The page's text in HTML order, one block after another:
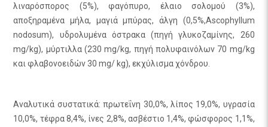
λιναρόσπορος (5%), φαγόπυρο, έλαιο σολομού (3%),
αποξηραμένα μήλα, μαγιά μπύρας, άλγη (0,5%,Ascophyllum
nodosum), υδρολυμένα όστρακα (πηγή γλυκοζαμίνης, 260
mg/kg), μύρτιλλα (230 mg/kg, πηγή πολυφαινόλων 70 mg/kg
και φλαβονοειδών 30 mg/ kg), εκχύλισμα χόνδρου.
Αναλυτικά συστατικά: πρωτεΐνη 30,0%, λίπος 19,0%, υγρασία
10,0%, τέφρα 8,4%, ίνες 2,8%, ασβέστιο 1,4%, φώσφορος 1,1%,